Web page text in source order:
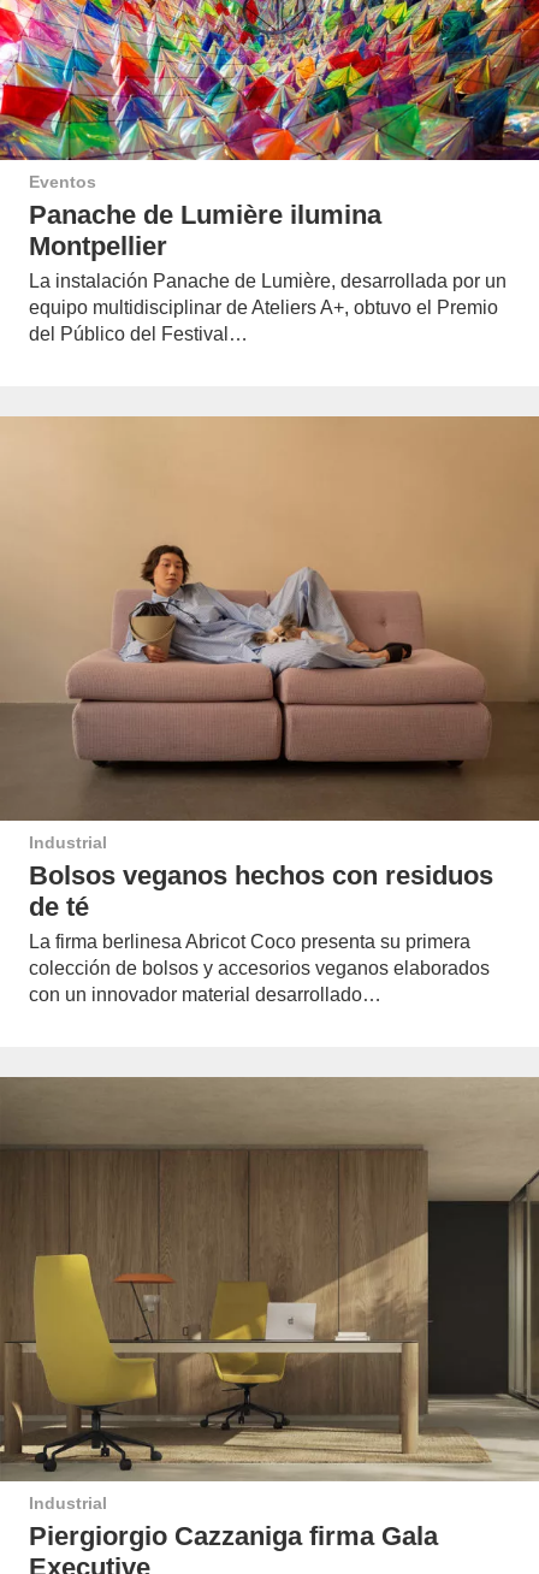
Eventos
Panache de Lumière ilumina
Montpellier
La instalación Panache de Lumière, desarrollada por un
equipo multidisciplinar de Ateliers A+, obtuvo el Premio
del Público del Festival…
Industrial
Bolsos veganos hechos con residuos
de té
La firma berlinesa Abricot Coco presenta su primera
colección de bolsos y accesorios veganos elaborados
con un innovador material desarrollado…
Industrial
Piergiorgio Cazzaniga firma Gala
Executive